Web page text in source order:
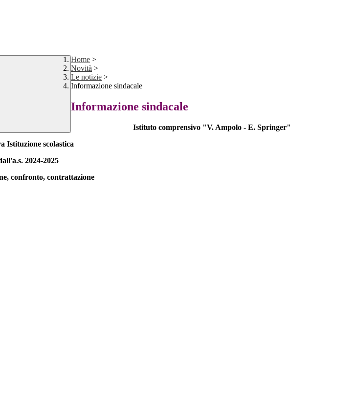
Home >
Novità >
Le notizie >
Informazione sindacale
Informazione sindacale
Istituto comprensivo "V. Ampolo - E. Springer"
Istituzione scolastica
2024-2025
confronto, contrattazione